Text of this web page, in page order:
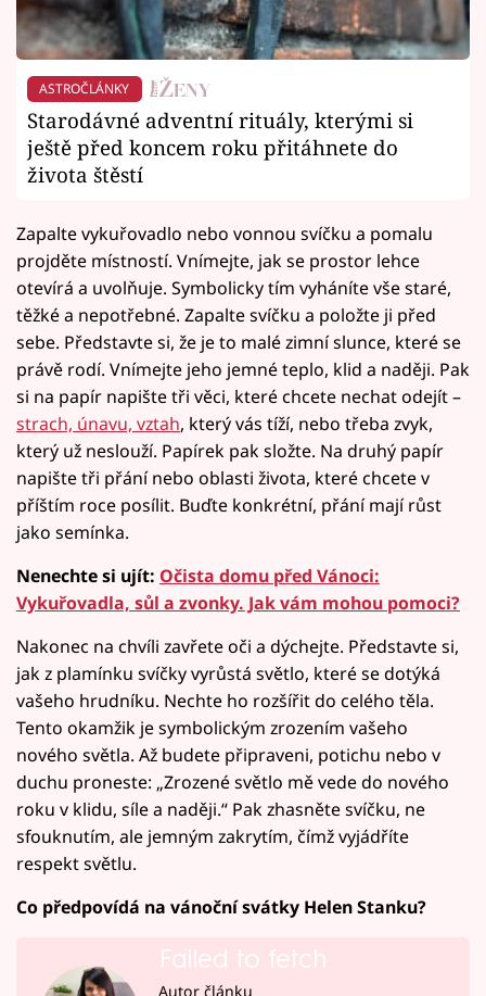
ASTROČLÁNKY
Starodávné adventní rituály, kterými si
ještě před koncem roku přitáhnete do
života štěstí
Zapalte vykuřovadlo nebo vonnou svíčku a pomalu
projděte místností. Vnímejte, jak se prostor lehce
otevírá a uvolňuje. Symbolicky tím vyháníte vše staré,
těžké a nepotřebné. Zapalte svíčku a položte ji před
sebe. Představte si, že je to malé zimní slunce, které se
právě rodí. Vnímejte jeho jemné teplo, klid a naději. Pak
si na papír napište tři věci, které chcete nechat odejít –
strach, únavu, vztah, který vás tíží, nebo třeba zvyk,
který už neslouží. Papírek pak složte. Na druhý papír
napište tři přání nebo oblasti života, které chcete v
příštím roce posílit. Buďte konkrétní, přání mají růst
jako semínka.
Nenechte si ujít: Očista domu před Vánoci:
Vykuřovadla, sůl a zvonky. Jak vám mohou pomoci?
Nakonec na chvíli zavřete oči a dýchejte. Představte si,
jak z plamínku svíčky vyrůstá světlo, které se dotýká
vašeho hrudníku. Nechte ho rozšířit do celého těla.
Tento okamžik je symbolickým zrozením vašeho
nového světla. Až budete připraveni, potichu nebo v
duchu proneste: „Zrozené světlo mě vede do nového
roku v klidu, síle a naději.“ Pak zhasněte svíčku, ne
sfouknutím, ale jemným zakrytím, čímž vyjádříte
respekt světlu.
Co předpovídá na vánoční svátky Helen Stanku?
Failed to fetch
Autor článku